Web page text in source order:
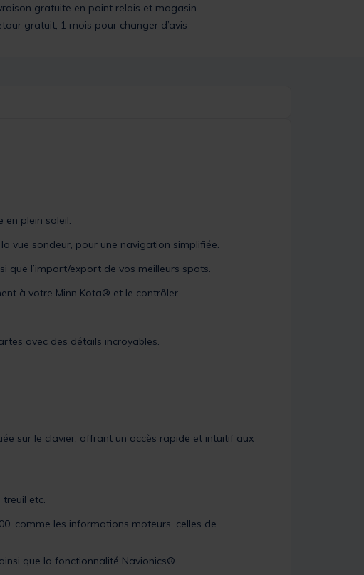
gratuite en point relais et magasin
gratuit, 1 mois pour changer d’avis
en plein soleil.
vue sondeur, pour une navigation simplifiée.
que l’import/export de vos meilleurs spots.
à votre Minn Kota® et le contrôler.
avec des détails incroyables.
sur le clavier, offrant un accès rapide et intuitif aux
etc.
comme les informations moteurs, celles de
que la fonctionnalité Navionics®.